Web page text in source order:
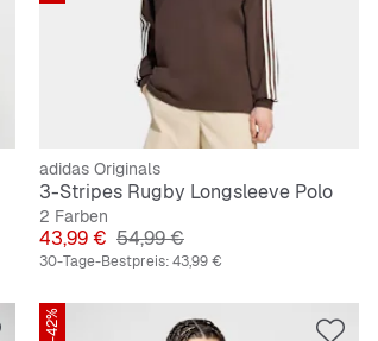
adidas Originals
3-Stripes Rugby Longsleeve Polo
2 Farben
Preis
43,99 € Originalpreis
54,99 €
30-Tage-Bestpreis:43,99 €
-42%